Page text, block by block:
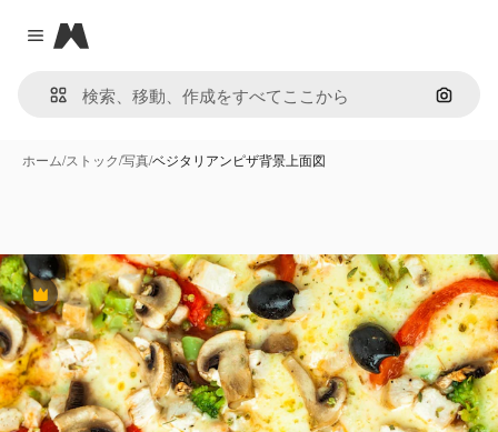
Close menu
Magnific
画像で
ホーム/ストック/写真/ベジタリアンピザ背景上面図
Premium